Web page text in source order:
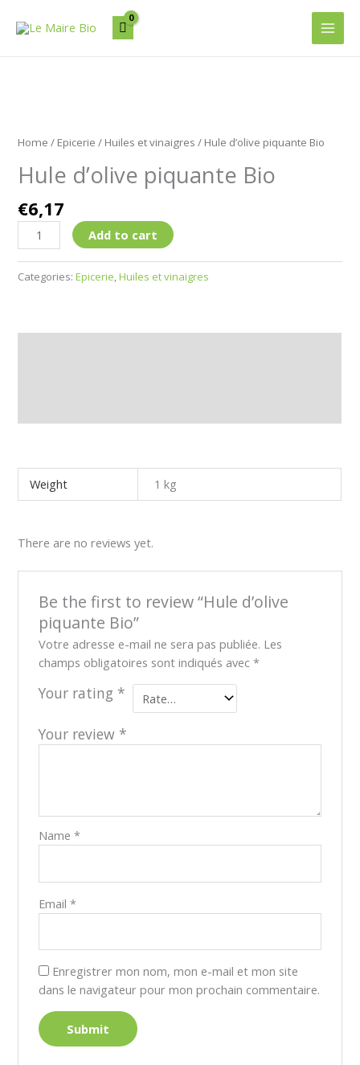
Main
Home / Epicerie / Huiles et vinaigres / Hule d’olive piquante Bio
Hule d’olive piquante Bio
€6,17
d'olive
Bio
Add to cart
Categories:Epicerie ,Huiles et vinaigres
Weight 1 kg
There are no reviews yet.
Be the first to review “Hule d’olive
piquante Bio”
Votre adresse e-mail ne sera pas publiée. Les
champs obligatoires sont indiqués avec *
Your rating *
Your review *
Name *
Email *
Enregistrer mon nom, mon e-mail et mon site
dans le navigateur pour mon prochain commentaire.